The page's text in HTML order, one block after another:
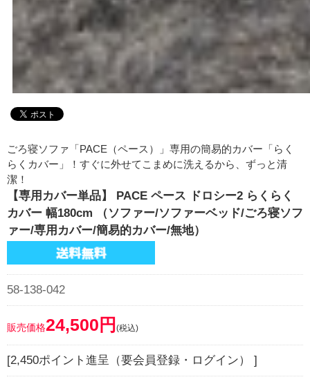
ごろ寝ソファ「PACE（ペース）」専用の簡易的カバー「らく
らくカバー」！すぐに外せてこまめに洗えるから、ずっと清
潔！
【専用カバー単品】 PACE ペース ドロシー2 らくらく
カバー 幅180cm （ソファー/ソファーベッド/ごろ寝ソフ
ァー/専用カバー/簡易的カバー/無地）
58-138-042
販売価格24,500円 (税込)
[2,450ポイント進呈（要会員登録・ログイン） ]